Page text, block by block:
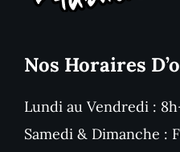
Nos Horaires
Lundi au Vendredi :
Samedi & Dimanche :